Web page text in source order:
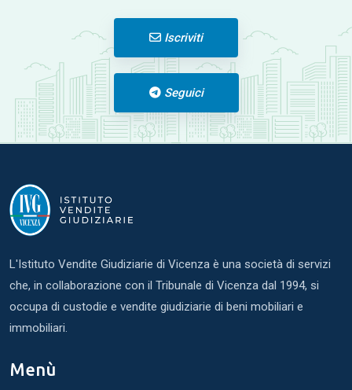
Iscriviti
Seguici
L'Istituto Vendite Giudiziarie di Vicenza è una società di servizi
che, in collaborazione con il Tribunale di Vicenza dal 1994, si
occupa di custodie e vendite giudiziarie di beni mobiliari e
immobiliari.
Menù